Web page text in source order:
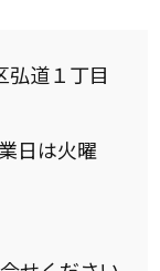
弘道１丁目
日は火曜